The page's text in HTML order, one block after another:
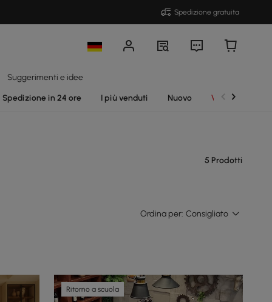
Spedizione gratuita
Suggerimenti e idee
Spedizione in 24 ore I più venduti Nuovo Vendite
5 Prodotti
Ordina per: Consigliato
Ritorno a scuola